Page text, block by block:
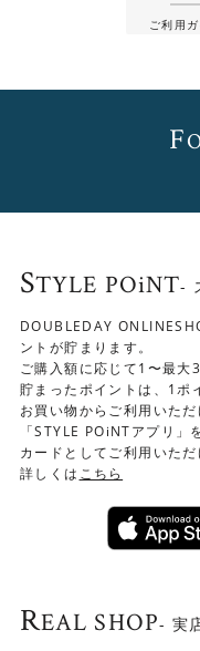
他の商品
1脚の価
す。
さい。 ※
ご利用
F
STYLE POiNT-
DOUBLEDAY
ントが貯まります。
ご購入額に応じて1〜最大
貯まったポイントは、1ポ
お買い物からご利用いただ
「STYLE POiNTアプリ
カードとしてご利用いただ
詳しくは こちら
REAL SHOP- 実